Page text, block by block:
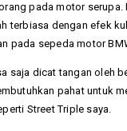
pada motor serupa.
terbiasa dengan efek
pada sepeda motor
saja dicat tangan oleh
pahat untuk
Street Triple saya.